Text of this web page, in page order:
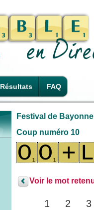
Résultats FAQ
Festival de
Coup numéro 10
Voir le mot
1 2 3